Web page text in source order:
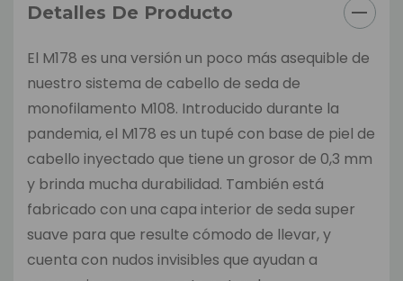
Detalles De Producto
El M178 es una versión un poco más asequible de
nuestro sistema de cabello de seda de
monofilamento M108. Introducido durante la
pandemia, el M178 es un tupé con base de piel de
cabello inyectado que tiene un grosor de 0,3 mm
y brinda mucha durabilidad. También está
fabricado con una capa interior de seda super
suave para que resulte cómodo de llevar, y
cuenta con nudos invisibles que ayudan a